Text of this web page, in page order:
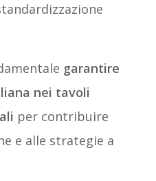
garantire
nei tavoli
per contribuire
e alle strategie a